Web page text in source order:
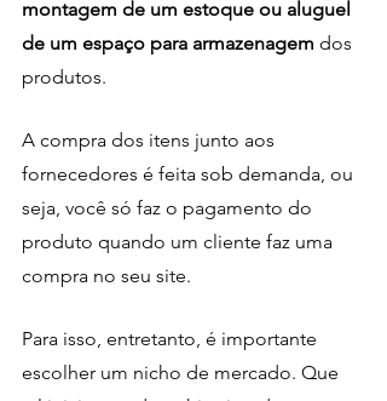
montagem de um estoque ou aluguel
de um espaço para armazenagem dos
produtos.
A compra dos itens junto aos
fornecedores é feita sob demanda, ou
seja, você só faz o pagamento do
produto quando um cliente faz uma
compra no seu site.
Para isso, entretanto, é importante
escolher um nicho de mercado. Que